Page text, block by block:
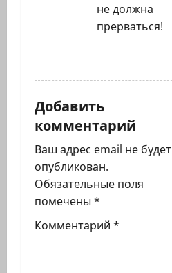
не должна
прерваться!
Добавить
комментарий
Ваш адрес email не будет
опубликован.
Обязательные поля
помечены *
Комментарий *